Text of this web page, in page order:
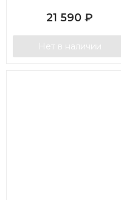
21 590 ₽
Нет в наличии